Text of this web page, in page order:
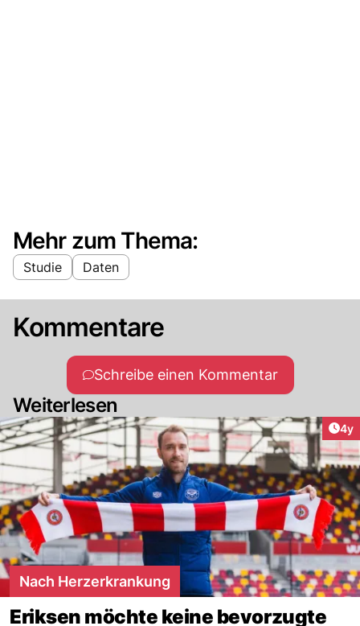
Mehr zum Thema:
Studie Daten
Kommentare
Schreibe einen Kommentar
Weiterlesen
4y
Nach Herzerkrankung
Eriksen möchte keine bevorzugte